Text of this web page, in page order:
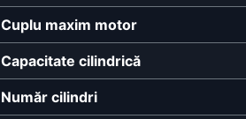
Cuplu maxim motor
Capacitate cilindrică
Număr cilindri